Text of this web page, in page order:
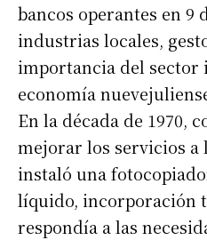
bancos operantes en 9
industrias locales,
importancia del sector
economía
En la década de 1970,
mejorar los servicios a
instaló una
líquido, incorporación
respondía a las